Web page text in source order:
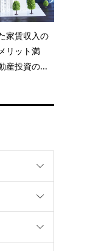
家賃収入の
リット満
産投資の...